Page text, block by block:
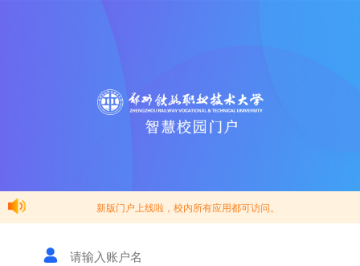
新版门户上线啦，校内所有应用都可访问。